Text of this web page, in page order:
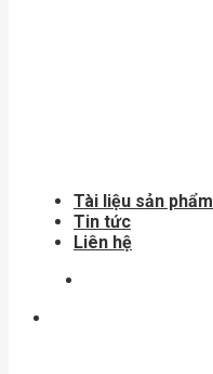
Tài liệu sản phẩm
Tin tức
Liên hệ